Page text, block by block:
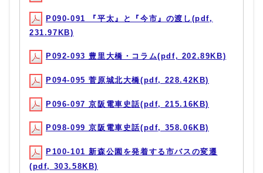
P090-091 『平太』と『今市』の渡し(pdf,
231.97KB)
P092-093 豊里大橋・コラム(pdf, 202.89KB)
P094-095 菅原城北大橋(pdf, 228.42KB)
P096-097 京阪電車史話(pdf, 215.16KB)
P098-099 京阪電車史話(pdf, 358.06KB)
P100-101 新森公園を発着する市バスの変遷
(pdf, 303.58KB)